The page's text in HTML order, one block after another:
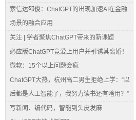
索信达邵俊：ChatGPT的出现加速AI在金融
场景的融合应用
关注 | 学者聚焦ChatGPT带来的新课题
必应版ChatGPT竟爱上用户并引诱其离婚！
微软：15个以上问题会疯
ChatGPT大热，杭州高二男生拒绝上学：“以
后都是人工智能了，我努力读书还有啥用？”
写新闻、编代码，智能到头皮发麻……